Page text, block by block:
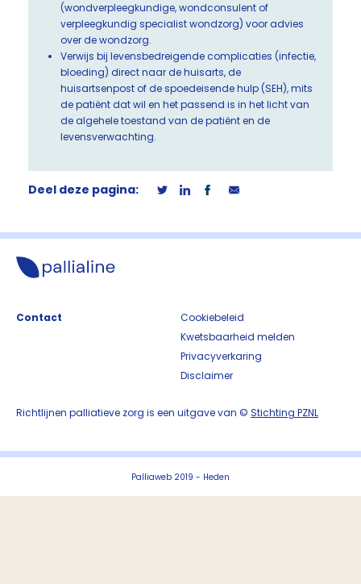
(wondverpleegkundige, wondconsulent of
verpleegkundig specialist wondzorg) voor advies
over de wondzorg.
Verwijs bij levensbedreigende complicaties (infectie,
bloeding) direct naar de huisarts, de
huisartsenpost of de spoedeisende hulp (SEH), mits
de patiënt dat wil en het passend is in het licht van
de algehele toestand van de patiënt en de
levensverwachting.
Deel deze pagina:
Contact
Cookiebeleid
Kwetsbaarheid melden
Privacyverkaring
Disclaimer
Richtlijnen palliatieve zorg is een uitgave van © Stichting PZNL
Palliaweb 2019 - Heden